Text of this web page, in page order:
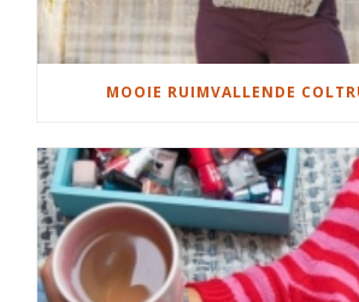
MOOIE RUIMVALLENDE